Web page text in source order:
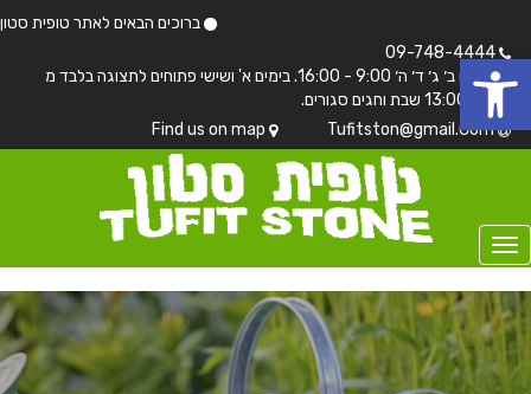
ברוכים הבאים לאתר טופית סטון
בימים ב׳ ג׳ ד׳ ה׳ 9:00 - 16:00. בימים א' ושישי פתוחים לתצוגה בלבד מ
7:00 - 13:00 שבת וחגים סגורים.
Tufitston@gmail.Com